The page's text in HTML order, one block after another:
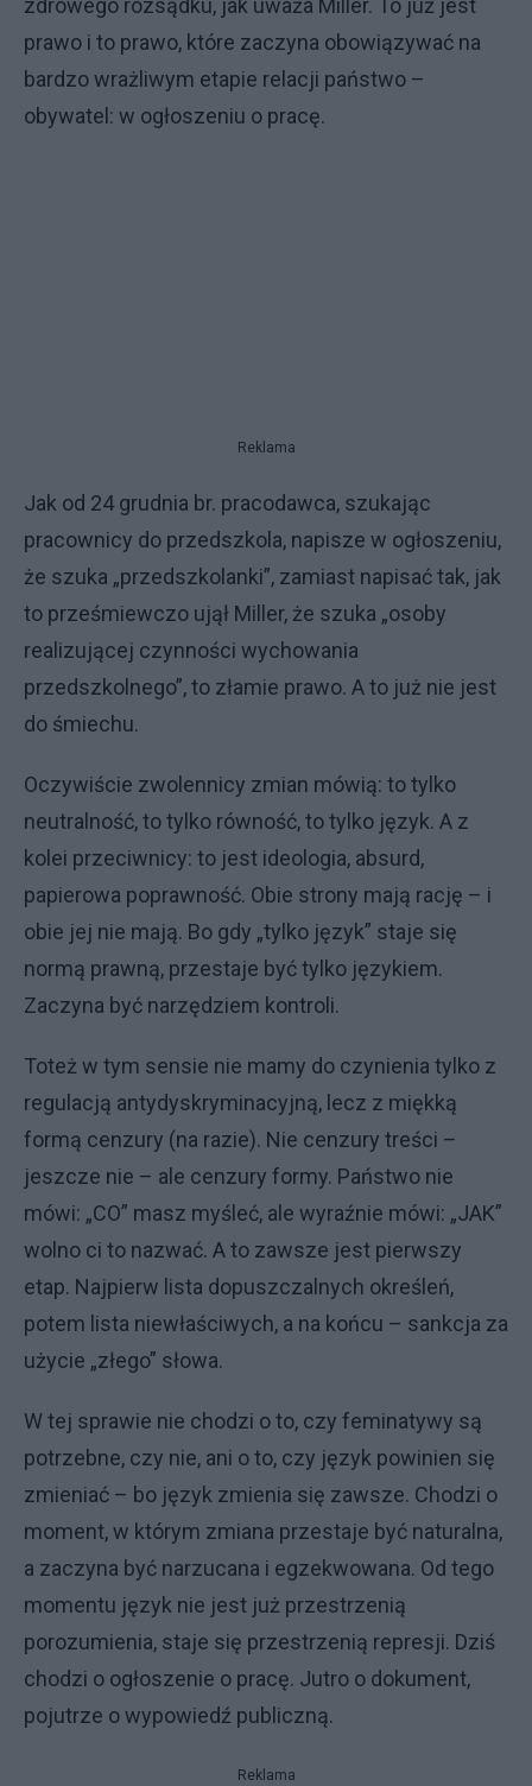
zdrowego rozsądku, jak uważa Miller. To już jest
prawo i to prawo, które zaczyna obowiązywać na
bardzo wrażliwym etapie relacji państwo –
obywatel: w ogłoszeniu o pracę.
Reklama
Jak od 24 grudnia br. pracodawca, szukając
pracownicy do przedszkola, napisze w ogłoszeniu,
że szuka „przedszkolanki”, zamiast napisać tak, jak
to prześmiewczo ujął Miller, że szuka „osoby
realizującej czynności wychowania
przedszkolnego”, to złamie prawo. A to już nie jest
do śmiechu.
Oczywiście zwolennicy zmian mówią: to tylko
neutralność, to tylko równość, to tylko język. A z
kolei przeciwnicy: to jest ideologia, absurd,
papierowa poprawność. Obie strony mają rację – i
obie jej nie mają. Bo gdy „tylko język” staje się
normą prawną, przestaje być tylko językiem.
Zaczyna być narzędziem kontroli.
Toteż w tym sensie nie mamy do czynienia tylko z
regulacją antydyskryminacyjną, lecz z miękką
formą cenzury (na razie). Nie cenzury treści –
jeszcze nie – ale cenzury formy. Państwo nie
mówi: „CO” masz myśleć, ale wyraźnie mówi: „JAK”
wolno ci to nazwać. A to zawsze jest pierwszy
etap. Najpierw lista dopuszczalnych określeń,
potem lista niewłaściwych, a na końcu – sankcja za
użycie „złego” słowa.
W tej sprawie nie chodzi o to, czy feminatywy są
potrzebne, czy nie, ani o to, czy język powinien się
zmieniać – bo język zmienia się zawsze. Chodzi o
moment, w którym zmiana przestaje być naturalna,
a zaczyna być narzucana i egzekwowana. Od tego
momentu język nie jest już przestrzenią
porozumienia, staje się przestrzenią represji. Dziś
chodzi o ogłoszenie o pracę. Jutro o dokument,
pojutrze o wypowiedź publiczną.
Reklama